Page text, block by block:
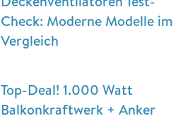
Check: Moderne Modelle im
Vergleich
Top-Deal! 1.000 Watt
Balkonkraftwerk + Anker